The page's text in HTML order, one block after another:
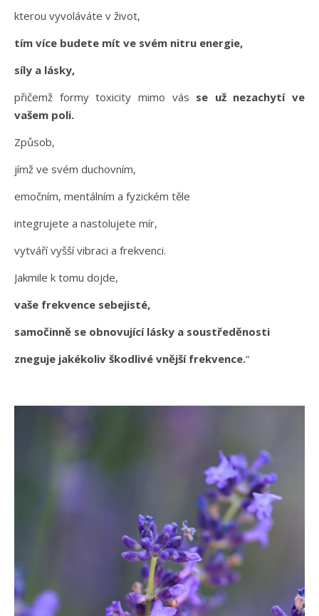
kterou vyvoláváte v život,
tím více budete mít ve svém nitru energie,
síly a lásky,
přičemž formy toxicity mimo vás se už nezachytí ve
vašem poli.
Způsob,
jímž ve svém duchovním,
emočním, mentálním a fyzickém těle
integrujete a nastolujete mír,
vytváří vyšší vibraci a frekvenci.
Jakmile k tomu dojde,
vaše frekvence sebejisté,
samočinně se obnovující lásky a soustředěnosti
zneguje jakékoliv škodlivé vnější frekvence.“